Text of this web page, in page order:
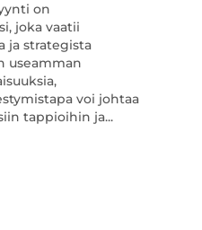
on
joka vaatii
ja strategista
useamman
voi johtaa
tappioihin ja...